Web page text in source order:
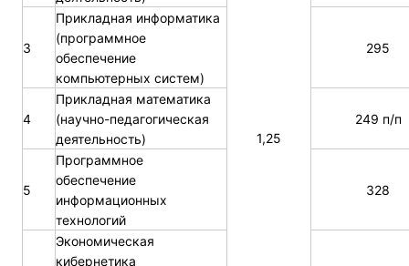
1,25
3
Прикладная информатика
(программное
обеспечение
компьютерных систем)
295
4
Прикладная математика
(научно-педагогическая
деятельность)
249 п/п
5
Программное
обеспечение
информационных
технологий
328
Экономическая
кибернетика